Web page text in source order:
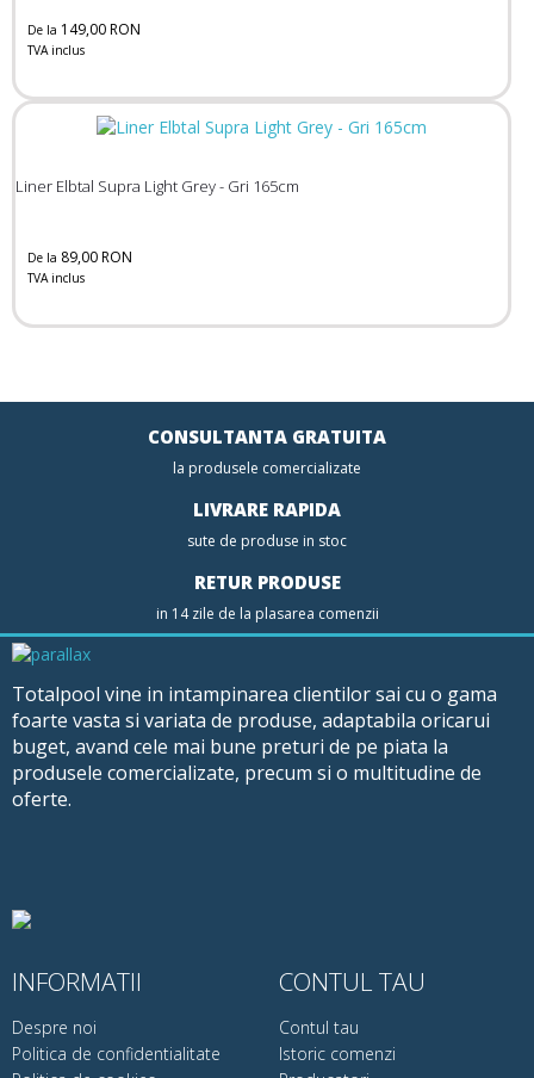
De la 149,00 RON
TVA inclus
Liner Elbtal Supra Light Grey - Gri 165cm
De la 89,00 RON
TVA inclus
CONSULTANTA GRATUITA
la produsele comercializate
LIVRARE RAPIDA
sute de produse in stoc
RETUR PRODUSE
in 14 zile de la plasarea comenzii
Totalpool vine in intampinarea clientilor sai cu o gama
foarte vasta si variata de produse, adaptabila oricarui
buget, avand cele mai bune preturi de pe piata la
produsele comercializate, precum si o multitudine de
oferte.
INFORMATII
Despre noi
Politica de confidentialitate
CONTUL TAU
Contul tau
Istoric comenzi